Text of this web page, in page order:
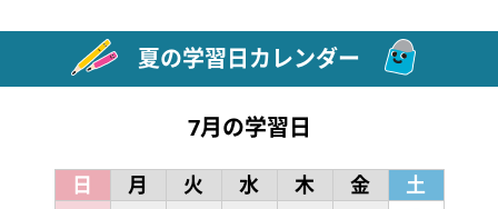
夏の学習日カレンダー
7月の学習日
日 月 火 水 木 金
土